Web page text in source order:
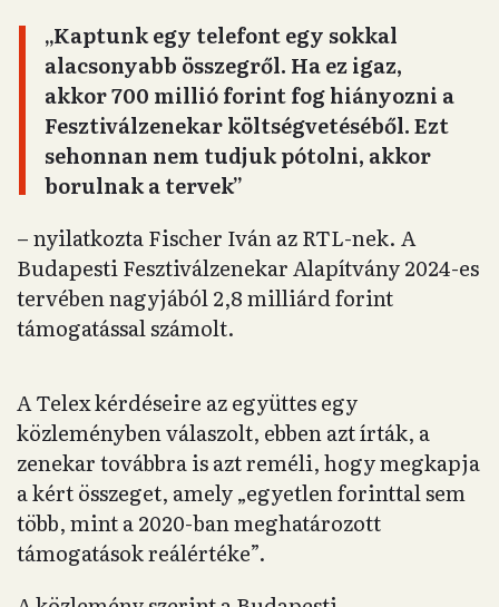
„Kaptunk egy telefont egy sokkal
alacsonyabb összegről. Ha ez igaz,
akkor 700 millió forint fog hiányozni a
Fesztiválzenekar költségvetéséből. Ezt
sehonnan nem tudjuk pótolni, akkor
borulnak a tervek”
– nyilatkozta Fischer Iván az RTL-nek. A
Budapesti Fesztiválzenekar Alapítvány 2024-es
tervében nagyjából 2,8 milliárd forint
támogatással számolt.
A Telex kérdéseire az együttes egy
közleményben válaszolt, ebben azt írták, a
zenekar továbbra is azt reméli, hogy megkapja
a kért összeget, amely „egyetlen forinttal sem
több, mint a 2020-ban meghatározott
támogatások reálértéke”.